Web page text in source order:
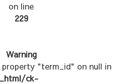
on line
229
Warning
"term_id" on null in
ck-